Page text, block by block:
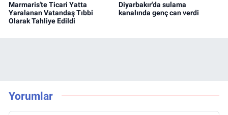
Marmaris'te Ticari Yatta
Yaralanan Vatandaş Tıbbi
Olarak Tahliye Edildi
Diyarbakır'da sulama
kanalında genç can verdi
Yorumlar